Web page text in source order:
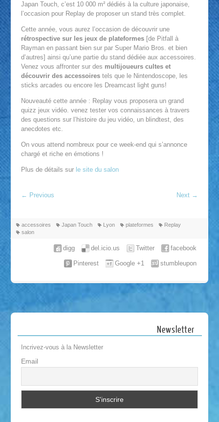
Japan Touch, c’est 10 000 m² dédiés à la culture japonaise,
l’occasion pour Replay de proposer un stand très complet.
Cette année, vous aurez l’occasion de découvrir une
rétrospective sur les jeux de plateformes[de Pitfall à
Rayman en passant bien sur par Super Mario Bros. et bien
d’autres] ainsi qu’une partie du stand dédiée aux accessoires.
Venez vous affronter sur des multijoueurs cultes et
découvrir des accessoirestels que le Nintendoscope, les
sticks arcades ou encore les Dreamcast light guns!
Nouveauté cette année : Replay vous proposera un grand
quizz jeux vidéo. venez tester vos connaissances à travers
des questions sur l’histoire du jeu vidéo, un blindtest, des
anecdotes etc.
On vous attend nombreux pour ce week-end qui s’annonce
chargé et riche en émotions !
Plus de détails sur le site du salon
← Previous Next →
accessoires Japan Touch Lyon plateformes
Replay
salon
facebook
Twitter
del.icio.us
digg
stumbleupon
Google +1
Pinterest
Newsletter
Incrivez-vous à la Newsletter
Email